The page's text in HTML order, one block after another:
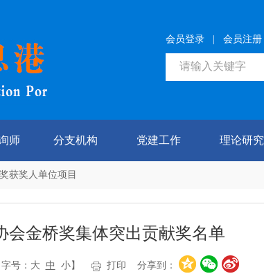
会员登录 会员注册
师 分支机构 党建工作 理论研究
获奖人单位项目
会金桥奖集体突出贡献奖名单
号： 大 中 小】 打印 分享到：